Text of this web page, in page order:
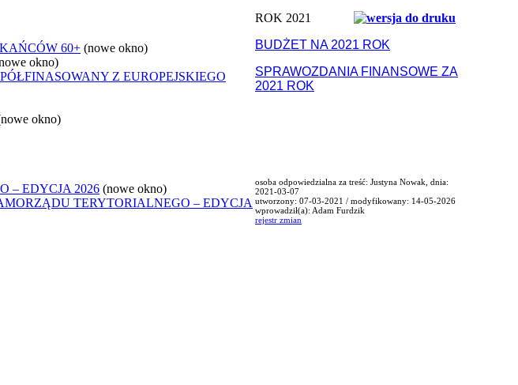
60+ (nowe okno)
okno)
Z EUROPEJSKIEGO
okno)
– EDYCJA 2026 (nowe okno)
TERYTORIALNEGO – EDYCJA
ROK 2021
BUDŻET NA 2021 ROK
SPRAWOZDANIA FINANSOWE ZA
2021 ROK
osoba odpowiedzialna za treść: Justyna Nowak, dnia:
2021-03-07
utworzony: 07-03-2021 / modyfikowany: 14-05-2026
wprowadził(a): Adam Furdzik
rejestr zmian